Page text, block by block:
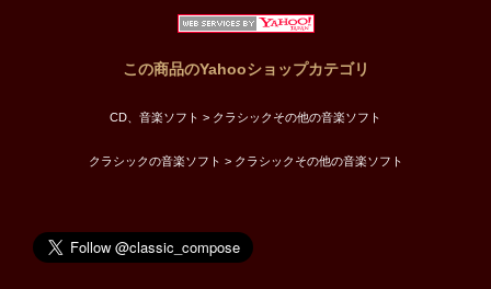
この商品のYahooショップカテゴリ
CD、音楽ソフト > クラシックその他の音楽ソフト
クラシックの音楽ソフト > クラシックその他の音楽ソフト